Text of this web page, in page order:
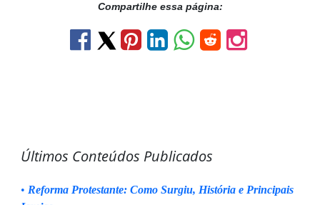
Compartilhe essa página:
Últimos Conteúdos Publicados
• Reforma Protestante: Como Surgiu, História e Principais